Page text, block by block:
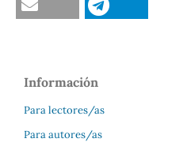
Información
Para lectores/as
Para autores/as